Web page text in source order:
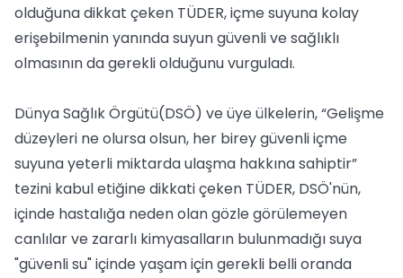
olduğuna dikkat çeken TÜDER, içme suyuna kolay
erişebilmenin yanında suyun güvenli ve sağlıklı
olmasının da gerekli olduğunu vurguladı.
Dünya Sağlık Örgütü(DSÖ) ve üye ülkelerin, “Gelişme
düzeyleri ne olursa olsun, her birey güvenli içme
suyuna yeterli miktarda ulaşma hakkına sahiptir”
tezini kabul etiğine dikkati çeken TÜDER, DSÖ'nün,
içinde hastalığa neden olan gözle görülemeyen
canlılar ve zararlı kimyasalların bulunmadığı suya
"güvenli su" içinde yaşam için gerekli belli oranda